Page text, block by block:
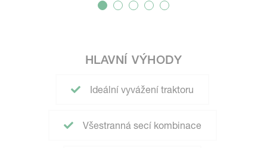
HLAVNÍ VÝHODY
Ideální vyvážení traktoru
Všestranná secí kombinace